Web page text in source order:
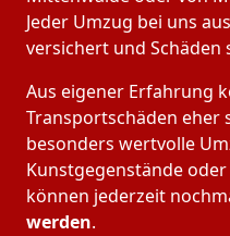
Jeder Umzug bei uns aus
versichert und Schäden
Aus eigener Erfahrung
Transportschäden eher
besonders wertvolle
Kunstgegenstände
können jederzeit
werden.